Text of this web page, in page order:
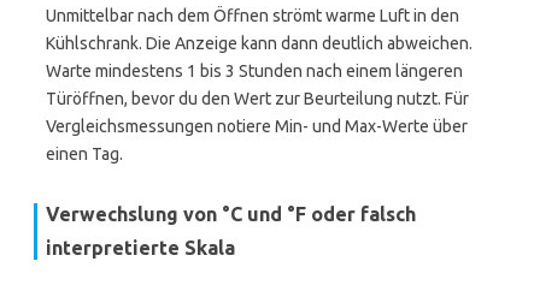
Unmittelbar nach dem Öffnen strömt warme Luft in den
Kühlschrank. Die Anzeige kann dann deutlich abweichen.
Warte mindestens 1 bis 3 Stunden nach einem längeren
Türöffnen, bevor du den Wert zur Beurteilung nutzt. Für
Vergleichsmessungen notiere Min- und Max-Werte über
einen Tag.
Verwechslung von °C und °F oder falsch
interpretierte Skala